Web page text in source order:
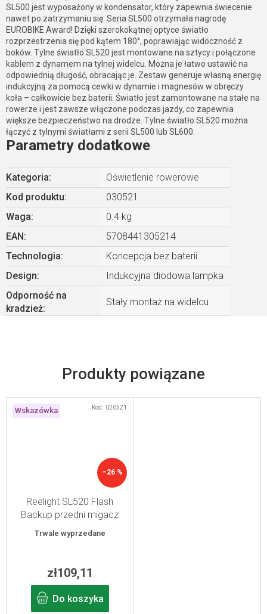
Produkty powiązane
Wskazówka
–26 %
Reelight SL520 Flash
Backup przedni migacz
bez baterii
Trwale wyprzedane
zł109,11
Do koszyka
Kod : 020521
SL500 jest wyposażony w kondensator, który zapewnia świecenie
nawet po zatrzymaniu się. Seria SL500 otrzymała nagrodę
EUROBIKE Award! Dzięki szerokokątnej optyce światło
rozprzestrzenia się pod kątem 180°, poprawiając widoczność z
boków. Tylne światło SL520 jest montowane na sztycy i połączone
kablem z dynamem na tylnej widelcu. Można je łatwo ustawić na
odpowiednią długość, obracając je. Zestaw generuje własną energię
indukcyjną za pomocą cewki w dynamie i magnesów w obręczy
koła – całkowicie bez baterii. Światło jest zamontowane na stałe na
rowerze i jest zawsze włączone podczas jazdy, co zapewnia
większe bezpieczeństwo na drodze. Tylne światło SL520 można
łączyć z tylnymi światłami z serii SL500 lub SL600.
Parametry dodatkowe
Kategoria:
Oświetlenie rowerowe
Kod produktu:
030521
Waga:
0.4 kg
EAN:
5708441305214
Technologia:
Koncepcja bez baterii
Design:
Indukcyjna diodowa lampka
Odporność na
kradzież:
Stały montaż na widelcu